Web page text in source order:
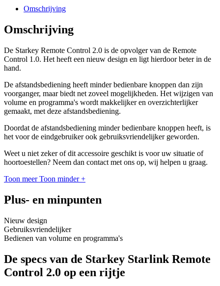
Omschrijving
Omschrijving
De Starkey Remote Control 2.0 is de opvolger van de Remote
Control 1.0. Het heeft een nieuw design en ligt hierdoor beter in de
hand.
De afstandsbediening heeft minder bedienbare knoppen dan zijn
voorganger, maar biedt net zoveel mogelijkheden. Het wijzigen van
volume en programma's wordt makkelijker en overzichterlijker
gemaakt, met deze afstandsbediening.
Doordat de afstandsbediening minder bedienbare knoppen heeft, is
het voor de eindgebruiker ook gebruiksvriendelijker geworden.
Weet u niet zeker of dit accessoire geschikt is voor uw situatie of
hoortoestellen? Neem dan contact met ons op, wij helpen u graag.
Toon meer Toon minder +
Plus- en minpunten
Nieuw design
Gebruiksvriendelijker
Bedienen van volume en programma's
De specs van de Starkey Starlink Remote
Control 2.0 op een rijtje